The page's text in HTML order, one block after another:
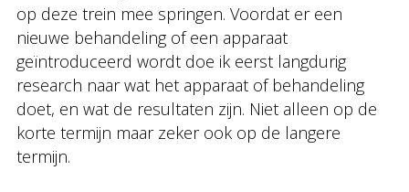
op deze trein mee springen. Voordat er een
nieuwe behandeling of een apparaat
geïntroduceerd wordt doe ik eerst langdurig
research naar wat het apparaat of behandeling
doet, en wat de resultaten zijn. Niet alleen op de
korte termijn maar zeker ook op de langere
termijn.